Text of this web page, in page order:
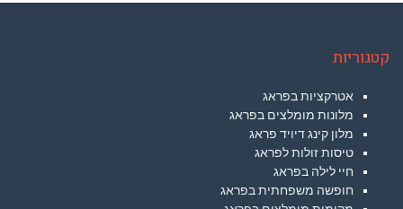
קטגוריות
אטרקציות בפראג
מלונות מומלצים בפראג
מלון קינג דיויד פראג
טיסות זולות לפראג
חיי לילה בפראג
חופשה משפחתית בפראג